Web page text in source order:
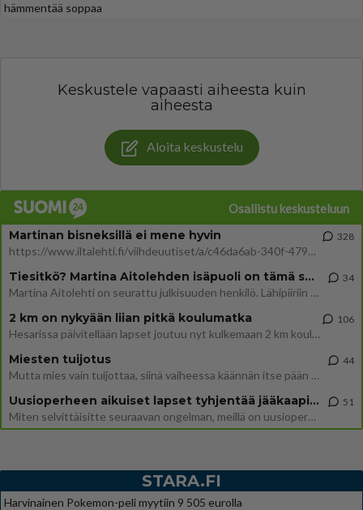
hämmentää soppaa
Keskustele vapaasti aiheesta kuin
aiheesta
Aloita keskustelu
Osallistu keskusteluun
Martinan bisneksillä ei mene hyvin
https://www.iltalehti.fi/viihdeuutiset/a/c46da6ab-340f-4790-aaa7-0865eed2336 Yrityksen konkurssihakemus on tullut kärä
328
Tiesitkö? Martina Aitolehden isäpuoli on tämä suosittu laulaja
Martina Aitolehti on seurattu julkisuuden henkilö. Lähipiiriin mahtuu muitakin tunnettuja henkilöitä. Tiesitkö, että Ma
34
2 km on nykyään liian pitkä koulumatka
Hesarissa päivitellään lapset joutuu nyt kulkemaan 2 km kouluun jösses. Ruostefillarilla tuo matka menee vaikka miten äk
106
Miesten tuijotus
Mutta mies vain tuijottaa, siinä vaiheessa käännän itse pään pois. Mikä juttu? Yleensä jos joku tuijottaa tai katsoo, hä
44
Uusioperheen aikuiset lapset tyhjentää jääkaapin käydessään
Miten selvittäisitte seuraavan ongelman, meillä on uusioperhe, minulla teini-ikäiset lapset ja puolisolla aikuiset, jotk
51
STARA.FI
Harvinainen Pokemon-peli myytiin 9 505 eurolla